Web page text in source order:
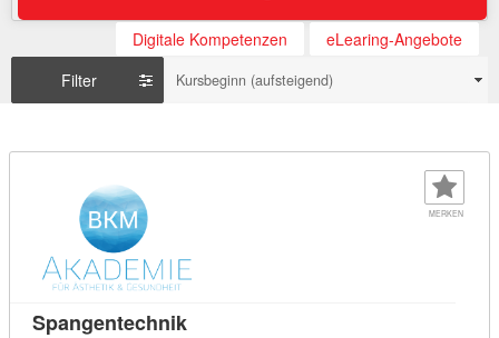
Digitale Kompetenzen
eLearing-Angebote
Filter
Kursbeginn (aufsteigend)
MERKEN
SpangentechnikKursdetail: Spangentechnik